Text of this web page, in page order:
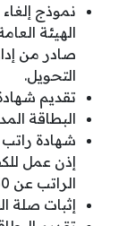
نموذج
الهيئة
صادر من
التحويل.
تقديم
البطاقة
شهادة
إذن عمل
الراتب عن 450 دينار كويتي.
إثبات صلة